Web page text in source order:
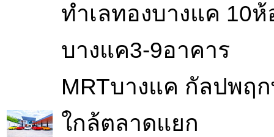
ทำเลทองบางแค 10ห้
บางแค3-9อาคาร
MRTบางแค กัลปพฤ
ใกล้ตลาดแยก